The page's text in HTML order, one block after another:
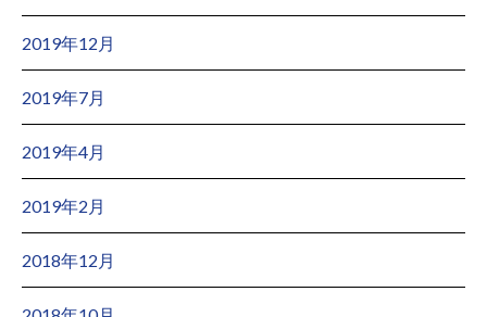
2019年12月
2019年7月
2019年4月
2019年2月
2018年12月